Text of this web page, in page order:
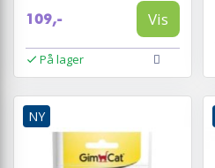
109,- Vis
På lager
NY